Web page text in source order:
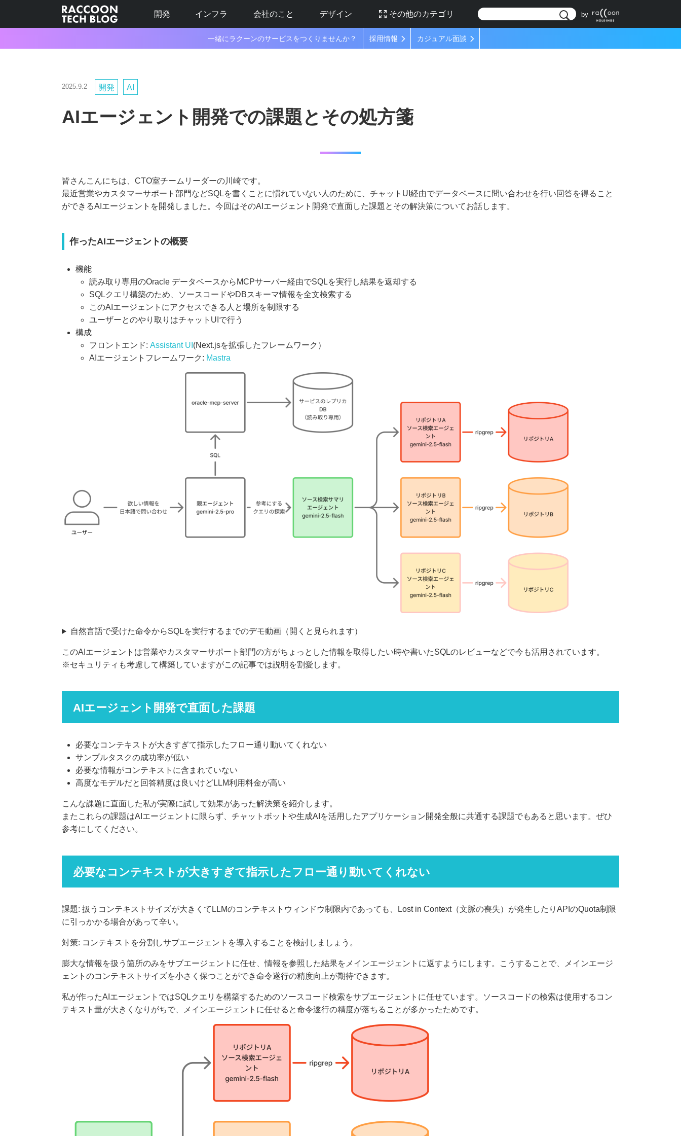
開発 インフラ 会社のこと デザイン その他のカテゴリ by
一緒にラクーンのサービスをつくりませんか？ 採用情報 カジュアル面談
2025.9.2 開発 AI
AIエージェント開発での課題とその処方箋
皆さんこんにちは、CTO室チームリーダーの川崎です。
最近営業やカスタマーサポート部門などSQLを書くことに慣れていない人のために、チャットUI経由でデータベースに問い合わせを行い回答を得ること
ができるAIエージェントを開発しました。今回はそのAIエージェント開発で直面した課題とその解決策についてお話します。
作ったAIエージェントの概要
機能
読み取り専用のOracle データベースからMCPサーバー経由でSQLを実行し結果を返却する
SQLクエリ構築のため、ソースコードやDBスキーマ情報を全文検索する
このAIエージェントにアクセスできる人と場所を制限する
ユーザーとのやり取りはチャットUIで行う
構成
フロントエンド:Assistant UI (Next.jsを拡張したフレームワーク）
AIエージェントフレームワーク: Mastra
自然言語で受けた命令からSQLを実行するまでのデモ動画（開くと見られます）
このAIエージェントは営業やカスタマーサポート部門の方がちょっとした情報を取得したい時や書いたSQLのレビューなどで今も活用されています。
※セキュリティも考慮して構築していますがこの記事では説明を割愛します。
AIエージェント開発で直面した課題
必要なコンテキストが大きすぎて指示したフロー通り動いてくれない
サンプルタスクの成功率が低い
必要な情報がコンテキストに含まれていない
高度なモデルだと回答精度は良いけどLLM利用料金が高い
こんな課題に直面した私が実際に試して効果があった解決策を紹介します。
またこれらの課題はAIエージェントに限らず、チャットボットや生成AIを活用したアプリケーション開発全般に共通する課題でもあると思います。ぜひ
参考にしてください。
必要なコンテキストが大きすぎて指示したフロー通り動いてくれない
課題: 扱うコンテキストサイズが大きくてLLMのコンテキストウィンドウ制限内であっても、Lost in Context（文脈の喪失）が発生したりAPIのQuota制限
に引っかかる場合があって辛い。
対策: コンテキストを分割しサブエージェントを導入することを検討しましょう。
膨大な情報を扱う箇所のみをサブエージェントに任せ、情報を参照した結果をメインエージェントに返すようにします。こうすることで、メインエージ
ェントのコンテキストサイズを小さく保つことができ命令遂行の精度向上が期待できます。
私が作ったAIエージェントではSQLクエリを構築するためのソースコード検索をサブエージェントに任せています。ソースコードの検索は使用するコン
テキスト量が大きくなりがちで、メインエージェントに任せると命令遂行の精度が落ちることが多かったためです。